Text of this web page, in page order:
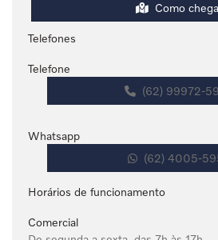
Como
Telefones
Telefone
(62) 99972-
Whatsapp
(62) 4005-
Horários de funcionamento
Comercial